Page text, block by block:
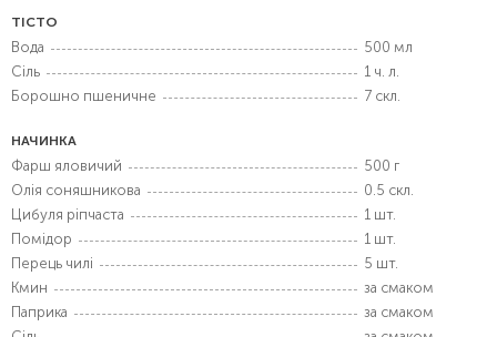
ТІСТО
Вода
500 мл
Сіль
1 ч. л.
Борошно пшеничне
7 скл.
НАЧИНКА
Фарш яловичий
500 г
Олія соняшникова
0.5 скл.
Цибуля ріпчаста
1 шт.
Помідор
1 шт.
Перець чилі
5 шт.
Кмин
за смаком
Паприка
за смаком